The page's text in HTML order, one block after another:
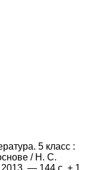
5 класс :
/ Н. С.
— 144 с. + 1